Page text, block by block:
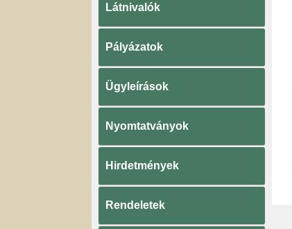
Látnivalók
Pályázatok
Ügyleírások
Nyomtatványok
Hirdetmények
Rendeletek